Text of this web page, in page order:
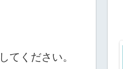
てください。